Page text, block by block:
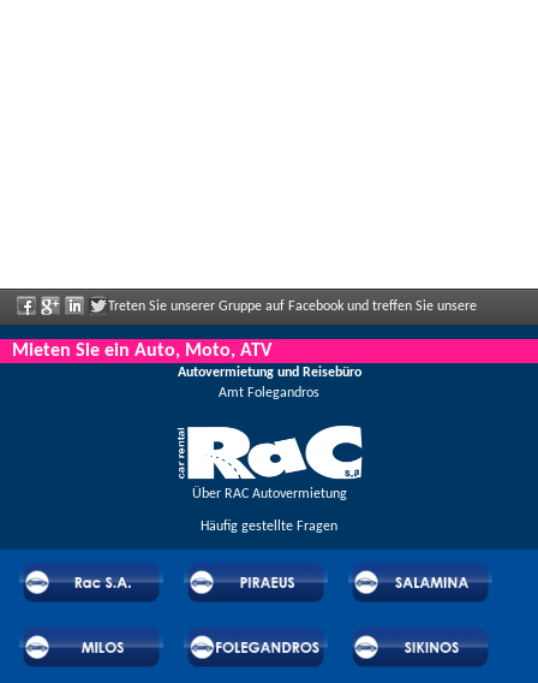
Treten Sie unserer Gruppe auf Facebook und treffen Sie unsere
Mitarbeiter, sagen Sie uns Ihre Meinung und genießen Sie große Rabatte und
Angebote, die regelmäßig bekannt gegeben werden.
Mieten Sie ein Auto, Moto, ATV
Autovermietung und Reisebüro
Amt Folegandros
Über RAC Autovermietung
Häufig gestellte Fragen